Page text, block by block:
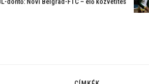
BL-döntő: Novi Belgrád-FTC – élő közvetítés